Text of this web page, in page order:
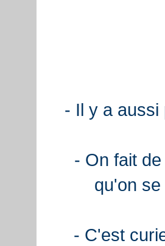
- Il y a aussi
- On fait
qu'on
- C'est